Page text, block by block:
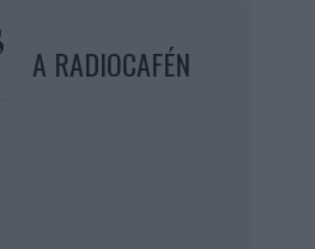
A RADIOCAFÉN